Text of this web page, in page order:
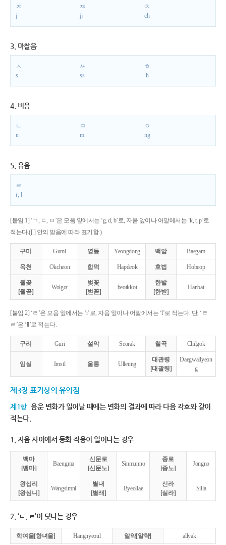
ㅈ
j
ㅉ
jj
ㅊ
ch
3. 마찰음
ㅅ
s
ㅆ
ss
ㅎ
h
4. 비음
ㄴ
n
ㅁ
m
ㅇ
ng
5. 유음
ㄹ
r, l
[붙임 1] ‘ㄱ, ㄷ, ㅂ’은 모음 앞에서는 ‘g, d, b’로, 자음 앞이나 어말에서는 ‘k, t, p’로
적는다.([ ] 안의 발음에 따라 표기함.)
구미 Gumi 영동 Yeongdong 백암 Baegam
옥천 Okcheon 합덕 Hapdeok 호법 Hobeop
월곶
[월곧]
Wolgot
벚꽃
[벋꼳]
beotkkot
한밭
[한받]
Hanbat
[붙임 2] ‘ㄹ’은 모음 앞에서는 ‘r’로, 자음 앞이나 어말에서는 ‘l’로 적는다. 단, ‘ㄹ
ㄹ’은 ‘ll’로 적는다.
구리 Guri 설악 Seorak 칠곡 Chilgok
임실 Imsil 울릉 Ulleung
대관령
[대괄령]
Daegwallyeon
g
제3장 표기상의 유의점
제1항 음운 변화가 일어날 때에는 변화의 결과에 따라 다음 각호와 같이
적는다.
1. 자음 사이에서 동화 작용이 일어나는 경우
백마
[뱅마]
Baengma
신문로
[신문노]
Sinmunno
종로
[종노]
Jongno
왕십리
[왕심니]
Wangsimni
별내
[별래]
Byeollae
신라
[실라]
Silla
2. ‘ㄴ, ㄹ’이 덧나는 경우
학여울[항녀울] Hangnyeoul 알약[알략] allyak